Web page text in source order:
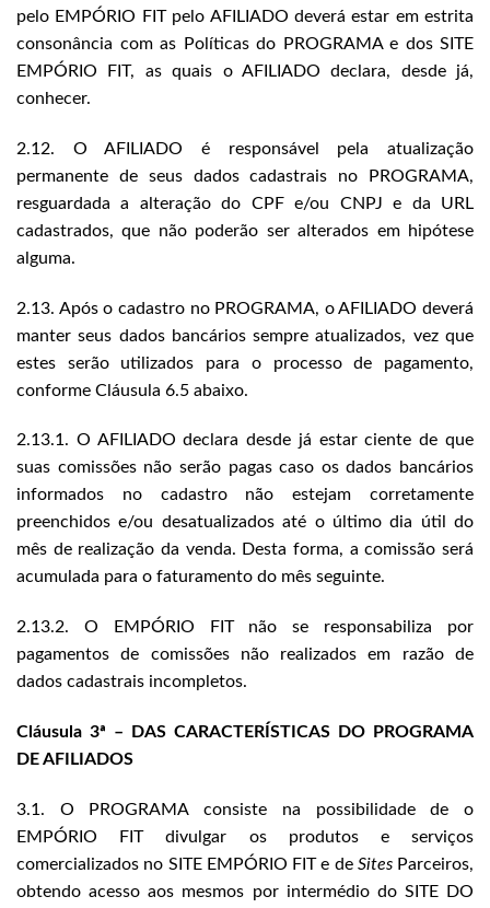
pelo EMPÓRIO FIT pelo AFILIADO deverá estar em estrita
consonância com as Políticas do PROGRAMA e dos SITE
EMPÓRIO FIT, as quais o AFILIADO declara, desde já,
conhecer.
2.12. O AFILIADO é responsável pela atualização
permanente de seus dados cadastrais no PROGRAMA,
resguardada a alteração do CPF e/ou CNPJ e da URL
cadastrados, que não poderão ser alterados em hipótese
alguma.
2.13. Após o cadastro no PROGRAMA, o AFILIADO deverá
manter seus dados bancários sempre atualizados, vez que
estes serão utilizados para o processo de pagamento,
conforme Cláusula 6.5 abaixo.
2.13.1. O AFILIADO declara desde já estar ciente de que
suas comissões não serão pagas caso os dados bancários
informados no cadastro não estejam corretamente
preenchidos e/ou desatualizados até o último dia útil do
mês de realização da venda. Desta forma, a comissão será
acumulada para o faturamento do mês seguinte.
2.13.2. O EMPÓRIO FIT não se responsabiliza por
pagamentos de comissões não realizados em razão de
dados cadastrais incompletos.
Cláusula 3ª – DAS CARACTERÍSTICAS DO PROGRAMA
DE AFILIADOS
3.1. O PROGRAMA consiste na possibilidade de o
EMPÓRIO FIT divulgar os produtos e serviços
comercializados no SITE EMPÓRIO FIT e de SitesParceiros,
obtendo acesso aos mesmos por intermédio do SITE DO